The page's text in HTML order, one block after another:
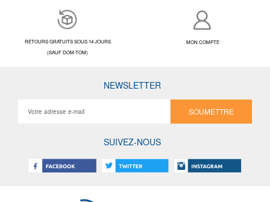
RETOURS GRATUITS SOUS 14 JOURS
(SAUF DOM-TOM)
MON COMPTE
NEWSLETTER
SOUMETTRE
SUIVEZ-NOUS